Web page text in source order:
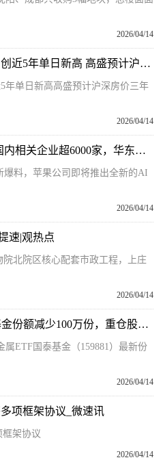
2026/04/14
内房股集体走高 上海二手房创近5年单日新高 高盛预计沪深房价三年涨15%
年单日新高高盛预计沪深房价三年
2026/04/14
苹果AI眼镜4款设计定型，国内相关企业超6000家，华东华南逾六成
爆料，苹果公司即将推出全新的AI
2026/04/14
速|观热点
北院区核心配套市政工程，上庄
2026/04/14
4月13日有色金属ETF国泰基金份额减少100万份，重仓股紫金矿业、洛阳钼业、北方稀土-今日精选
ETF国泰基金（159881）最新份
2026/04/14
项框架协议_微速讯
框架协议
2026/04/14